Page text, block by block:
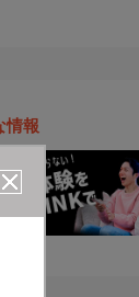
情報